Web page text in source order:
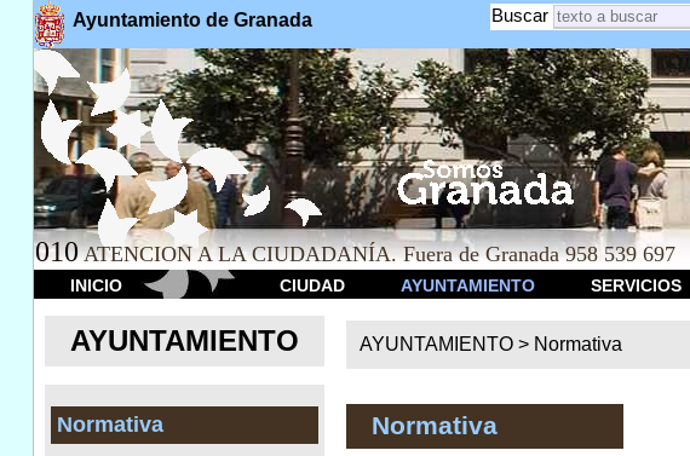
Ayuntamiento de Granada Buscar
010 ATENCION A LA CIUDADANÍA. Fuera de Granada 958 539 697
INICIO CIUDAD AYUNTAMIENTO SERVICIOS
AYUNTAMIENTO
Normativa
AYUNTAMIENTO > Normativa
Normativa